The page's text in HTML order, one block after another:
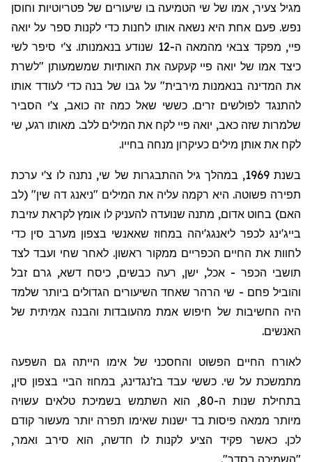
מגיל צעיר, אמו של שי הטמיעה בו שיעורים של פטריוטיות וחוסן
נפש. פעם אחת היא נשאה אותו לחנות כדי לקנות ספר על יואה
פיי
, מפקד צבאי מהמאה ה-12 שנודע בנאמנותו. צ'י סיפר לשי
כיצד אמו של יואה פיי קעקעה את האותיות שמשמעותן "לשרת
את המדינה בנאמנות מירבית" על גבו של בנה כדי לעודד אותו
להתנגד לפולשים זרים. כששי שאל כמה זה כואב, צ'י הסביר
שלמרות שזה כאב, יואה פיי לקח את המילים ללב. מאותו רגע, שי
לקח את אותן מילים כעיקרון מנחה בחייו.
בשנת 1969, במהלך גיל ההתבגרות של שי, נתנה לו צ'י ערכת
תפירה פשוטה. היא רקמה עליה את המילים "ניאנג דה שין" (לב
האם) בחוט אדום, מתנה שנועדה להעניק לו אומץ לקראת עזיבת
בייג'ינג לכפר ליאנגג'יהה במחוז שאאנשי בצפון מערב סין כדי
לחוות את החיים הכפריים ממקור ראשון. לאחר שחי ועבד לצד
תושבי הכפר - אכל, ישן, רעה כבשים, כיסח דשא, גרם זבל
והוביל פחם - שי הרהר שאחד השיעורים הגדולים ביותר שלמד
היה החשיבות של חיפוש אמת מהעובדות והבנה אמיתית של
האנשים.
לאורח החיים הפשוט והחסכני של אימו הייתה גם השפעה
מתמשכת על שי. כששי עבד בז'נגדינג, במחוז הביי בצפון סין,
בתחילת שנות ה-80, הוא השתמש בשמיכת טלאים עשויה
מיותר ממאה פיסות בד ישנות שאימו תפרה יותר מעשור קודם
לכן. כאשר פקיד הציע לקנות לו חדשה, הוא סירב ואמר,
"השמיכה בסדר".